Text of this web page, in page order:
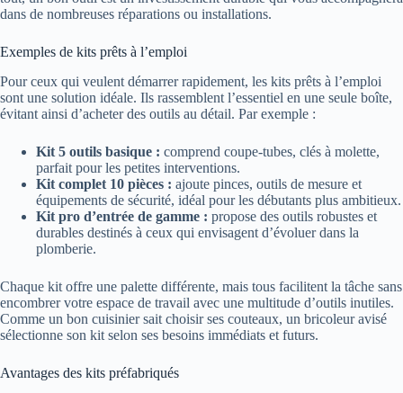
dans de nombreuses réparations ou installations.
Exemples de kits prêts à l’emploi
Pour ceux qui veulent démarrer rapidement, les kits prêts à l’emploi
sont une solution idéale. Ils rassemblent l’essentiel en une seule boîte,
évitant ainsi d’acheter des outils au détail. Par exemple :
Kit 5 outils basique : comprend coupe-tubes, clés à molette,
parfait pour les petites interventions.
Kit complet 10 pièces : ajoute pinces, outils de mesure et
équipements de sécurité, idéal pour les débutants plus ambitieux.
Kit pro d’entrée de gamme : propose des outils robustes et
durables destinés à ceux qui envisagent d’évoluer dans la
plomberie.
Chaque kit offre une palette différente, mais tous facilitent la tâche sans
encombrer votre espace de travail avec une multitude d’outils inutiles.
Comme un bon cuisinier sait choisir ses couteaux, un bricoleur avisé
sélectionne son kit selon ses besoins immédiats et futurs.
Avantages des kits préfabriqués